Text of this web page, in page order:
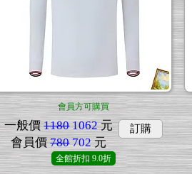
會員方可購買
一般價 11801062元
會員價 780702元
訂購
全館折扣 9.0折